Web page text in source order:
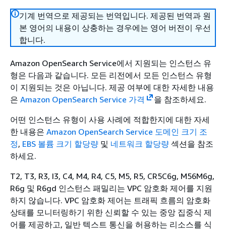
기계 번역으로 제공되는 번역입니다. 제공된 번역과 원
본 영어의 내용이 상충하는 경우에는 영어 버전이 우선
합니다.
Amazon OpenSearch Service에서 지원되는 인스턴스 유
형은 다음과 같습니다. 모든 리전에서 모든 인스턴스 유형
이 지원되는 것은 아닙니다. 제공 여부에 대한 자세한 내용
은 Amazon OpenSearch Service 가격
을 참조하세요.
어떤 인스턴스 유형이 사용 사례에 적합한지에 대한 자세
한 내용은 Amazon OpenSearch Service 도메인 크기 조
정, EBS 볼륨 크기 할당량 및 네트워크 할당량 섹션을 참조
하세요.
T2, T3, R3, I3, C4, M4, R4, C5, M5, R5, CR5C6g, M56M6g,
R6g 및 R6gd 인스턴스 패밀리는 VPC 암호화 제어를 지원
하지 않습니다. VPC 암호화 제어는 트래픽 흐름의 암호화
상태를 모니터링하기 위한 신뢰할 수 있는 중앙 집중식 제
어를 제공하고, 일반 텍스트 통신을 허용하는 리소스를 식